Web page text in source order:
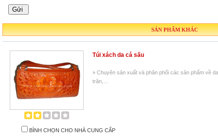
SẢN PHẨM KHÁC
Túi xách da cá sấu
» Chuyên sản xuất và phân phối các sản phẩm về
trăn,…
BÌNH CHỌN CHO NHÀ CUNG CẤP